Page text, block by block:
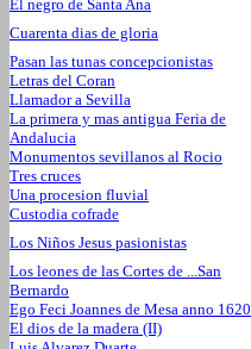
El negro de Santa Ana
Cuarenta dias de gloria
Pasan las tunas concepcionistas
Letras del Coran
Llamador a Sevilla
La primera y mas antigua Feria de
Andalucia
Monumentos sevillanos al Rocio
Tres cruces
Una procesion fluvial
Custodia cofrade
Los Niños Jesus pasionistas
Los leones de las Cortes de ...San
Bernardo
Ego Feci Joannes de Mesa anno 1620
El dios de la madera (II)